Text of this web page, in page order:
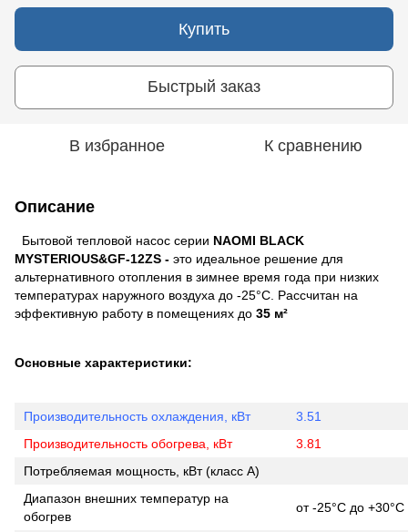
Купить
Быстрый заказ
В избранное К сравнению
Описание
Бытовой тепловой насос серии NAOMI BLACK
MYSTERIOUS&GF-12ZS - это идеальное решение для
альтернативного отопления в зимнее время года при низких
температурах наружного воздуха до -25°С. Рассчитан на
эффективную работу в помещениях до 35 м²
Основные характеристики:
Производительность охлаждения, кВт
3.51
Производительность обогрева, кВт
3.81
Потребляемая мощность, кВт (класс А)
Диапазон внешних температур на
обогрев
от -25°С до +30°С